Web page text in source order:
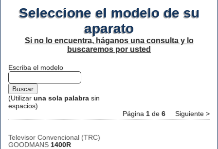
Seleccione el modelo de su
aparato
Si no lo encuentra, háganos una consulta y lo
buscaremos por usted
Escriba el modelo
(Utilizar una sola palabra sin
espacios)
Página 1 de 6 Siguiente >
Televisor Convencional (TRC)
GOODMANS 1400R